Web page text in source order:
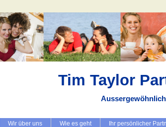
Tim Taylor
Wir über uns Wie es geht Ihr persönlicher